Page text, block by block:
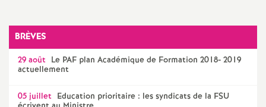
BRÈVES
29 août Le PAF plan Académique de Formation 2018- 2019
actuellement
05 juillet Education prioritaire : les syndicats de la FSU